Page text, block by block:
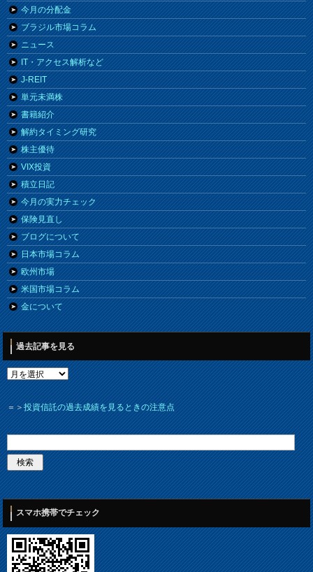
今月の分配金
ブラジル市場コラム
ニュース
IT・アクセス解析など
J-REIT
単元未満株
書籍紹介
解約タイミング研究
株主優待
VIX投資
積立日記
今月の実力チェック
保険見直し
ブログについて
日本市場コラム
欧州市場
米国市場コラム
金について
過去記事を見る
＝＞投資信託の過去成績を見るときの注意点
スマホ携帯でチェック